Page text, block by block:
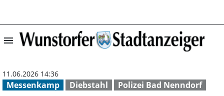
menu Motorrad-
Messenkamp Diebstahl Polizei Bad Nenndorf
11.06.2026 14:36